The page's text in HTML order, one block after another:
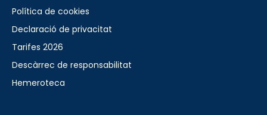
Política de cookies
Declaració de privacitat
Tarifes 2026
Descàrrec de responsabilitat
Hemeroteca